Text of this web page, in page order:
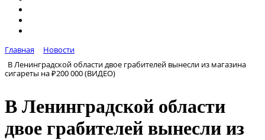
Главная
Новости
В Ленинградской области двое грабителей вынесли из магазина
сигареты на ₽200 000 (ВИДЕО)
В Ленинградской области
двое грабителей вынесли из